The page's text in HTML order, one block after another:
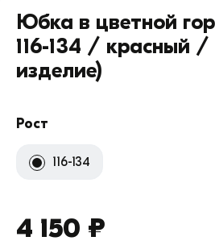
Юбка в цветной
116-134 / красный /
изделие)
Рост
116-134
4 150 ₽